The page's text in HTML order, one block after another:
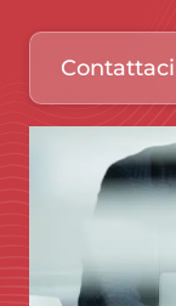
Contattaci
Immagine